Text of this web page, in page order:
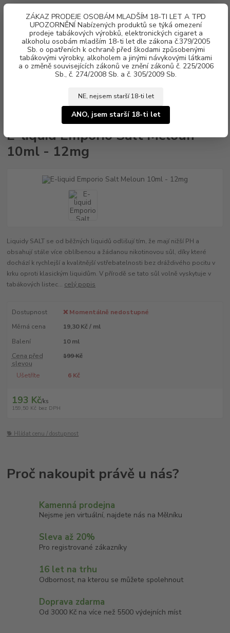
ZÁKAZ PRODEJE OSOBÁM MLADŠÍM 18-TI LET A TPD
UPOZORNĚNÍ Nabízených produktů se týká omezení
prodeje tabákových výrobků, elektronických cigaret a
alkoholu osobám mladším 18-ti let dle zákona č.379/2005
Sb. o opatřeních k ochraně před škodami způsobenými
tabákovými výrobky, alkoholem a jinými návykovými látkami
a o změně souvisejících zákonů ve znění zákonů č. 225/2006
Sb., č. 274/2008 Sb. a č. 305/2009 Sb.
NE, nejsem starší 18-ti let
ANO, jsem starší 18-ti let
Menu
za0 Kč
Salt Meloun 10ml - 12mg
E-liquid Emporio Salt Meloun
10ml - 12mg
Liquidy SALT se od běžných liquidů odlišují tím, že mají nižší PH a
obsahují stále více oblíbenou a žádanou nikotinovou sůl, díky které
dochází k rychlejší a kvalitnější vstřebatelnosti bez dráždivého pocitu v
krku oproti klasickým liquidům. V přírodě se tato sůl volně vyskytuje v
tabákových listec... celý popis
Dostupnost
❌ Momentálně nedostupné
Měrná cena
19,30 Kč / ml
Balení
10 ml
Cena před
slevou
199 Kč
Ušetříte 6 Kč
193 Kč/ks
159,50 Kč bez DPH
🐕 Hlídat cenu / dostupnost
Kamenná prodejna
Nejsme jen virtuální, najdete nás na Mělníku
Sleva až 20%
Pro registrované zákazníky
16 let na trhu
Odbornost, na kterou se můžete spolehnout
Doprava zdarma
Od 3000 Kč na více než 5500 výdejních míst